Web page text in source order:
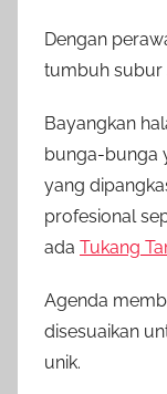
Dengan
tumbuh subur
Bayangkan
bunga-bunga
yang
profesional
ada Tukang
Agenda
disesuaikan
unik.